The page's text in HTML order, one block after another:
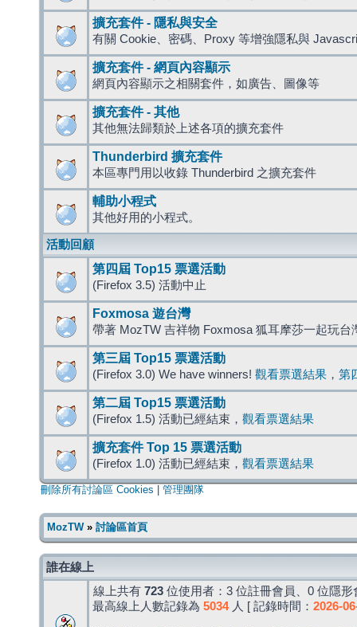
擴充套件 - 隱私與安全
有關 Cookie、密碼、Proxy 等增強隱私與
擴充套件 - 網頁內容顯示
網頁內容顯示之相關套件，如廣告、圖像等
擴充套件 - 其他
其他無法歸類於上述各項的擴充套件
Thunderbird 擴充套件
本區專門用以收錄 Thunderbird 之擴充套件
輔助小程式
其他好用的小程式。
活動回顧
第四屆 Top15 票選活動
(Firefox 3.5) 活動中止
Foxmosa 遊台灣
帶著 MozTW 吉祥物 Foxmosa 狐耳摩莎一起玩台
第三屆 Top15 票選活動
(Firefox 3.0) We have winners! 觀看票選結果 ， 第
第二屆 Top15 票選活動
(Firefox 1.5) 活動已經結束， 觀看票選結果
擴充套件 Top 15 票選活動
(Firefox 1.0) 活動已經結束， 觀看票選結果
刪除所有討論區 Cookies 管理團隊
MozTW» 討論區首頁
誰在線上
線上共有 723 位使用者：3 位註冊會員、0 位隱
最高線上人數記錄為 5034人 [ 記錄時間： 2026-